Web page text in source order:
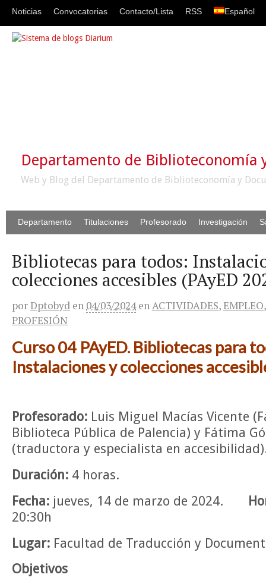
Noticias Convocatorias Contacto/Lista RSS Español
Departamento de Biblioteconomía
Web y Blog del Departamento de Biblioteconomía y
Departamento Titulaciones Profesorado Investigación
Bibliotecas para todos:
colecciones accesibles (PAyED
porDptobyd en 04/03/2024 enACTIVIDADES,EMPLEO
PROFESIÓN
Curso 04 PAyED. Bibliotecas para
Instalaciones y colecciones
Profesorado: Luis Miguel Macías Vicente
Biblioteca Pública de Palencia) y Fátima
(traductora y especialista en
Duración: 4 horas.
Fecha: jueves, 14 de marzo de 2024.
20:30h
Lugar: Facultad de Traducción y
Objetivos